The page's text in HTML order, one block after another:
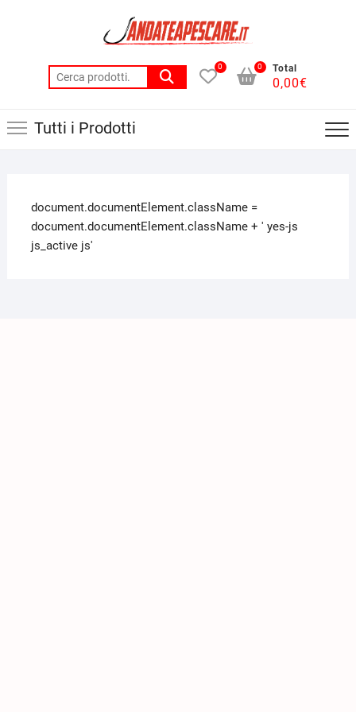
0 Total
0,00€
0
Tutti i Prodotti
document.documentElement.className =
document.documentElement.className + ' yes-js
js_active js'